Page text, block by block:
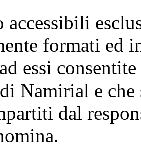
accessibili
formati ed
essi
Namirial e
dal